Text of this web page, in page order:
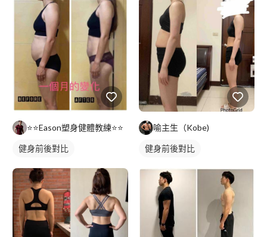
⭐️⭐️Eason塑身健體教練⭐️⭐️
健身前後對比
喻主生（Kobe)
健身前後對比